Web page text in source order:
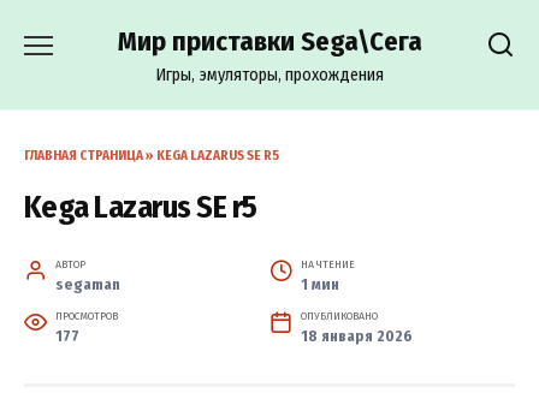
Мир приставки Sega\Сега
Игры, эмуляторы, прохождения
ГЛАВНАЯ СТРАНИЦА» KEGA LAZARUS SE R5
Kega Lazarus SE r5
АВТОР
segaman
НА ЧТЕНИЕ
1 мин
ПРОСМОТРОВ
177
ОПУБЛИКОВАНО
18 января 2026